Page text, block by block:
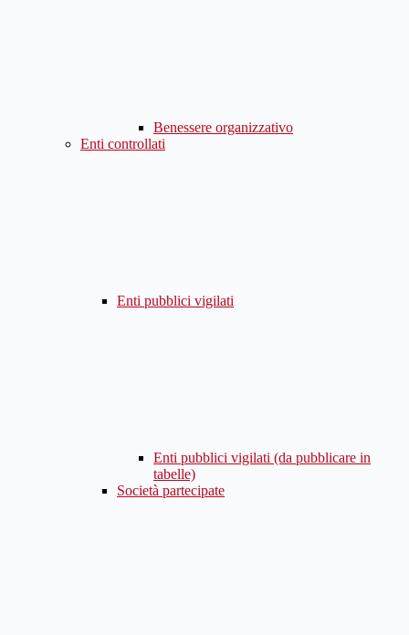
Benessere organizzativo
Enti controllati
Enti pubblici vigilati
Enti pubblici vigilati (da pubblicare in
tabelle)
Società partecipate